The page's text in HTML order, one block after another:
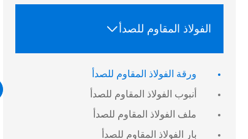
الفولاذ المقاوم للصدأ
ورقة الفولاذ المقاوم للصدأ
أنبوب الفولاذ المقاوم للصدأ
ملف الفولاذ المقاوم للصدأ
بار الفولاذ المقاوم للصدأ